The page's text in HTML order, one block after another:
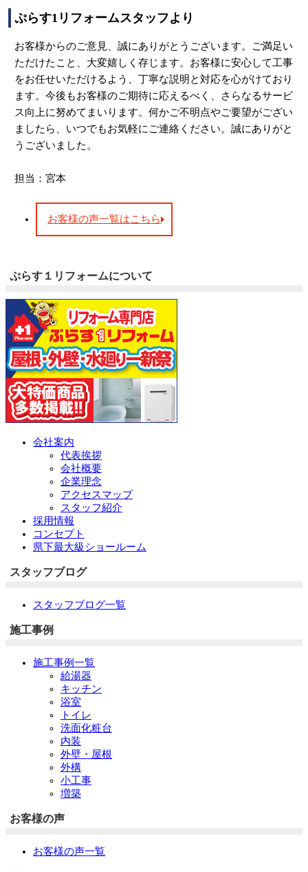
ぷらす1リフォームスタッフより
お客様からのご意見、誠にありがとうございます。ご満足い
ただけたこと、大変嬉しく存じます。お客様に安心して工事
をお任せいただけるよう、丁寧な説明と対応を心がけており
ます。今後もお客様のご期待に応えるべく、さらなるサービ
ス向上に努めてまいります。何かご不明点やご要望がござい
ましたら、いつでもお気軽にご連絡ください。誠にありがと
うございました。
担当：宮本
お客様の声一覧はこちら
ぷらす１リフォームについて
会社案内
代表挨拶
会社概要
企業理念
アクセスマップ
スタッフ紹介
採用情報
コンセプト
県下最大級ショールーム
スタッフブログ
スタッフブログ一覧
施工事例
施工事例一覧
給湯器
キッチン
浴室
トイレ
洗面化粧台
内装
外壁・屋根
外構
小工事
増築
お客様の声
お客様の声一覧